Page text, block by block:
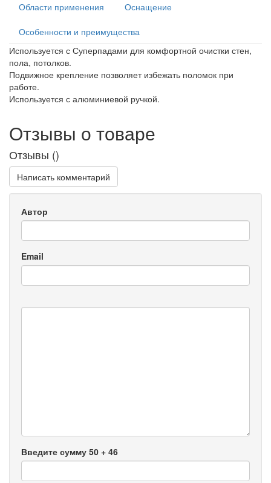
Области применения Оснащение
Особенности и преимущества
Используется с Суперпадами для комфортной очистки стен,
пола, потолков.
Подвижное крепление позволяет избежать поломок при
работе.
Используется с алюминиевой ручкой.
Отзывы о товаре
Отзывы ()
Написать комментарий
Автор
Email
Введите сумму 50 + 46